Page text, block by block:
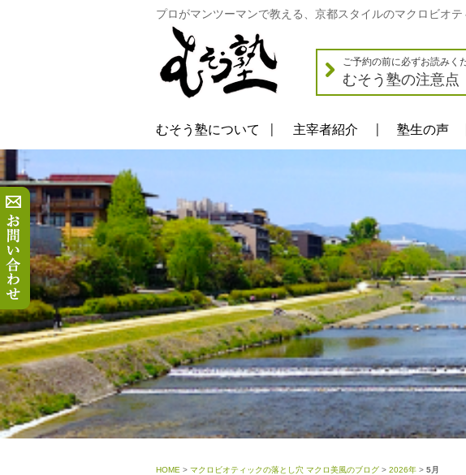
プロがマンツーマンで教える、京都スタイルのマクロビオ
ご予約の前に必ずお読みく
むそう塾の注意点
むそう塾について 主宰者紹介 塾生の声
HOME > マクロビオティックの落とし穴 マクロ美風のブログ > 2026年 > 5月